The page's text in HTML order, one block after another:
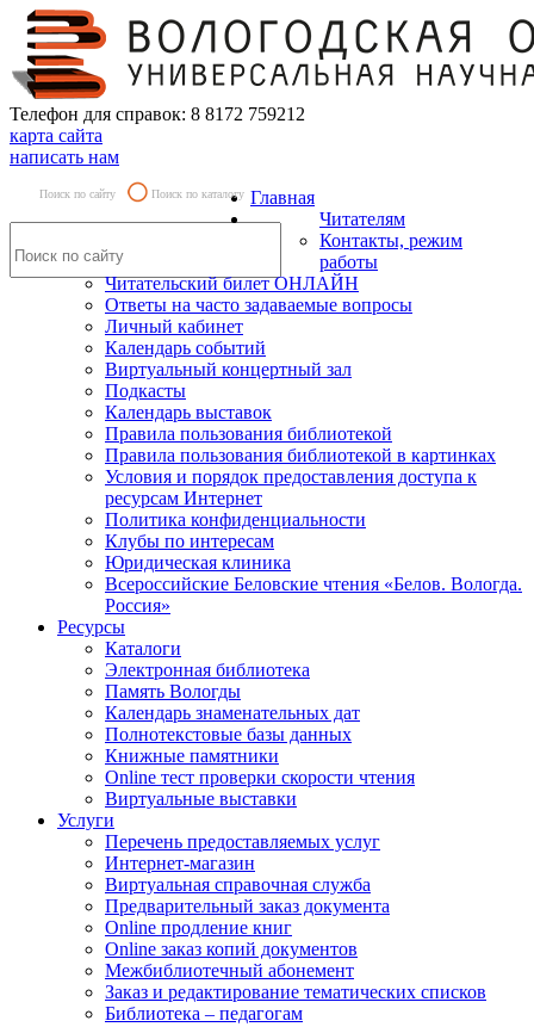
Телефон для справок: 8 8172 759212
карта сайта
написать нам
Поиск по сайту Поиск по каталогу Главная
Читателям
Контакты, режим
работы
Читательский билет ОНЛАЙН
Ответы на часто задаваемые вопросы
Личный кабинет
Календарь событий
Виртуальный концертный зал
Подкасты
Календарь выставок
Правила пользования библиотекой
Правила пользования библиотекой в картинках
Условия и порядок предоставления доступа к
ресурсам Интернет
Политика конфиденциальности
Клубы по интересам
Юридическая клиника
Всероссийские Беловские чтения «Белов. Вологда.
Россия»
Ресурсы
Каталоги
Электронная библиотека
Память Вологды
Календарь знаменательных дат
Полнотекстовые базы данных
Книжные памятники
Online тест проверки скорости чтения
Виртуальные выставки
Услуги
Перечень предоставляемых услуг
Интернет-магазин
Виртуальная справочная служба
Предварительный заказ документа
Online продление книг
Online заказ копий документов
Межбиблиотечный абонемент
Заказ и редактирование тематических списков
Библиотека – педагогам